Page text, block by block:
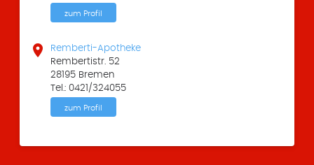
zum Profil

Remberti-Apotheke
Rembertistr. 52
28195 Bremen
Tel.: 0421/324055
zum Profil